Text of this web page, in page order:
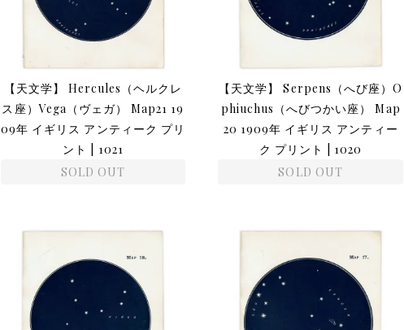
【天文学】 Hercules（ヘルクレ
ス座）Vega（ヴェガ） Map21 19
09年 イギリス アンティーク プリ
ント | 1021
SOLD OUT
【天文学】 Serpens（へび座）O
phiuchus（へびつかい座） Map
20 1909年 イギリス アンティー
ク プリント | 1020
SOLD OUT